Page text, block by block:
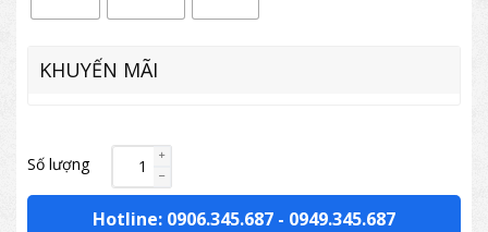
KHUYẾN MÃI
Số lượng
Hotline: 0906.345.687 - 0949.345.687